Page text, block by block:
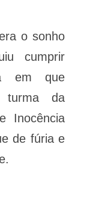
o sonho
cumprir
em que
turma da
Inocência
de fúria e